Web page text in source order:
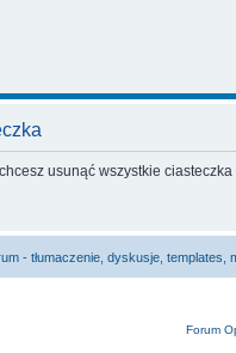
usunąć wszystkie ciasteczka
- tłumaczenie, dyskusje, templates,
Forum